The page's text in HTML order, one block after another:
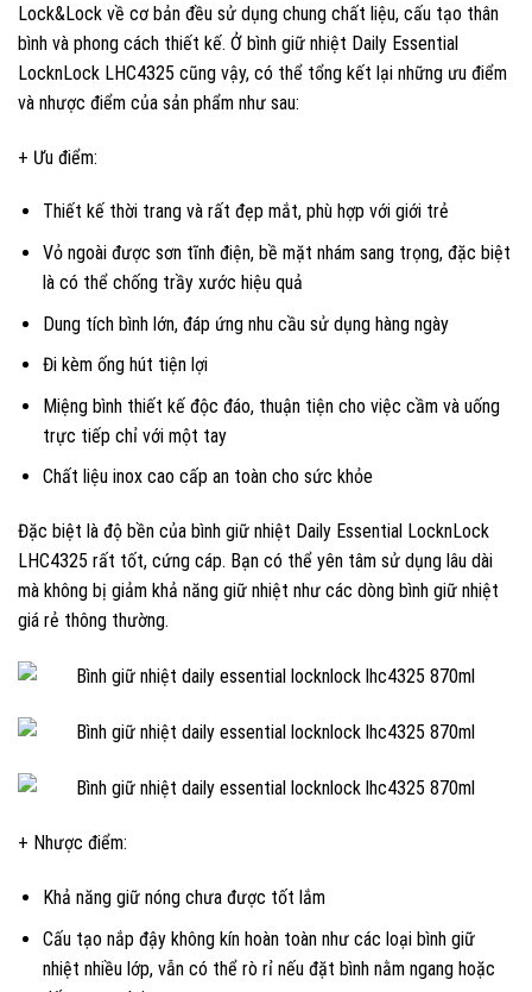
Lock&Lock về cơ bản đều sử dụng chung chất liệu, cấu tạo thân
bình và phong cách thiết kế. Ở bình giữ nhiệt Daily Essential
LocknLock LHC4325 cũng vậy, có thể tổng kết lại những ưu điểm
và nhược điểm của sản phẩm như sau:
+ Ưu điểm:
Thiết kế thời trang và rất đẹp mắt, phù hợp với giới trẻ
Vỏ ngoài được sơn tĩnh điện, bề mặt nhám sang trọng, đặc biệt
là có thể chống trầy xước hiệu quả
Dung tích bình lớn, đáp ứng nhu cầu sử dụng hàng ngày
Đi kèm ống hút tiện lợi
Miệng bình thiết kế độc đáo, thuận tiện cho việc cầm và uống
trực tiếp chỉ với một tay
Chất liệu inox cao cấp an toàn cho sức khỏe
Đặc biệt là độ bền của bình giữ nhiệt Daily Essential LocknLock
LHC4325 rất tốt, cứng cáp. Bạn có thể yên tâm sử dụng lâu dài
mà không bị giảm khả năng giữ nhiệt như các dòng bình giữ nhiệt
giá rẻ thông thường.
+ Nhược điểm:
Khả năng giữ nóng chưa được tốt lắm
Cấu tạo nắp đậy không kín hoàn toàn như các loại bình giữ
nhiệt nhiều lớp, vẫn có thể rò rỉ nếu đặt bình nằm ngang hoặc